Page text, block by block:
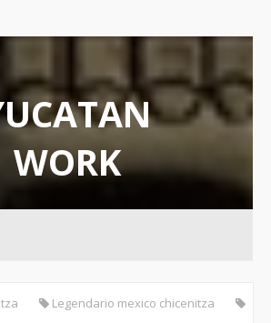
WORK
transporte urbanos de Merida
Legendario mexico chicenitza